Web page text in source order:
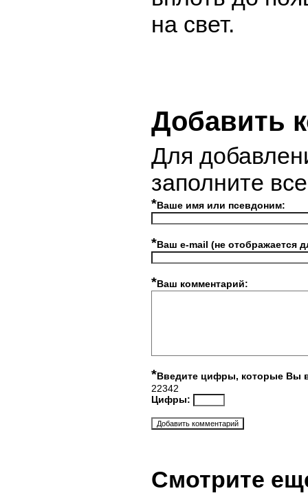
на свет.
Добавить
Для
заполните
*Ваше имя или псевдоним:
*Ваш e-mail (не отображается
*Ваш комментарий:
*Введите цифры, которые Вы
22342
Цифры:
Смотрите